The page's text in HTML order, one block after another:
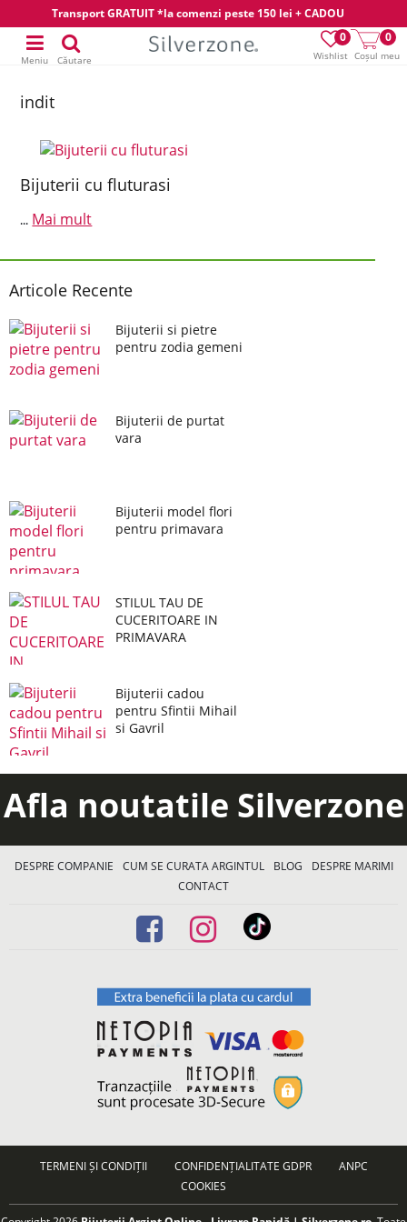
Transport GRATUIT *la comenzi peste 150 lei + CADOU
Wishlist
0
Coșul meu
0
Meniu Căutare
indit
Bijuterii cu fluturasi
... Mai mult
Articole Recente
Bijuterii si pietre
pentru zodia gemeni
Bijuterii de purtat
vara
Bijuterii model flori
pentru primavara
STILUL TAU DE
CUCERITOARE IN
PRIMAVARA
Bijuterii cadou
pentru Sfintii Mihail
si Gavril
Afla noutatile Silverzone
DESPRE COMPANIE CUM SE CURATA ARGINTUL BLOG
DESPRE MARIMI
CONTACT
TERMENI ȘI CONDIȚII CONFIDENȚIALITATE GDPR
ANPC
COOKIES